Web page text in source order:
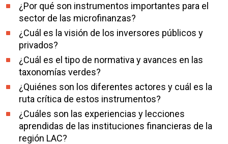
¿Por qué son instrumentos importantes para el
sector de las microfinanzas?
¿Cuál es la visión de los inversores públicos y
privados?
¿Cuál es el tipo de normativa y avances en las
taxonomías verdes?
¿Quiénes son los diferentes actores y cuál es la
ruta crítica de estos instrumentos?
¿Cuáles son las experiencias y lecciones
aprendidas de las instituciones financieras de la
región LAC?